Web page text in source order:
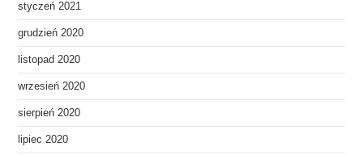
styczeń 2021
grudzień 2020
listopad 2020
wrzesień 2020
sierpień 2020
lipiec 2020